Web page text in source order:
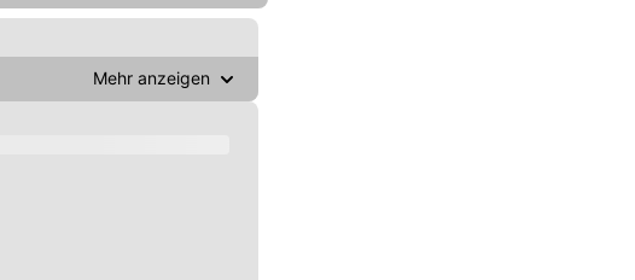
Mehr anzeigen